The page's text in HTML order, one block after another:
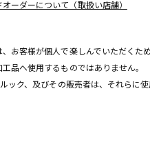
ーダーについて（取扱い店舗）
お客様が個人で楽しんでいただくた
品へ使用するものではありません。
ック、及びその販売者は、それらに